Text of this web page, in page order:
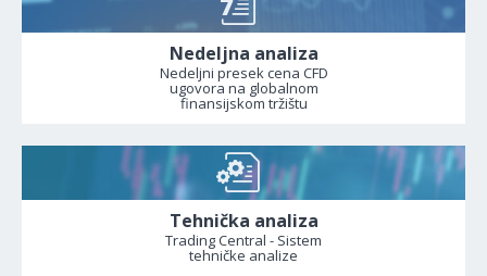
Nedeljna analiza
Nedeljni presek cena CFD
ugovora na globalnom
finansijskom tržištu
Tehnička analiza
Trading Central - Sistem
tehničke analize